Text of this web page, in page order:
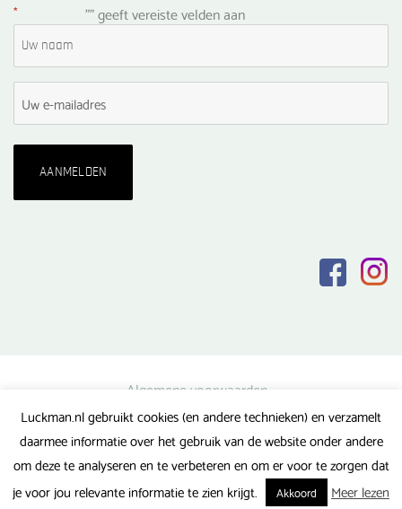
"
* " geeft vereiste velden aan
Algemene voorwaarden
Privacy verklaring
Veel gestelde vragen
Luckman.nl gebruikt cookies (en andere technieken) en verzamelt
daarmee informatie over het gebruik van de website onder andere
om deze te analyseren en te verbeteren en om er voor te zorgen dat
je voor jou relevante informatie te zien krijgt.
Akkoord Meer lezen